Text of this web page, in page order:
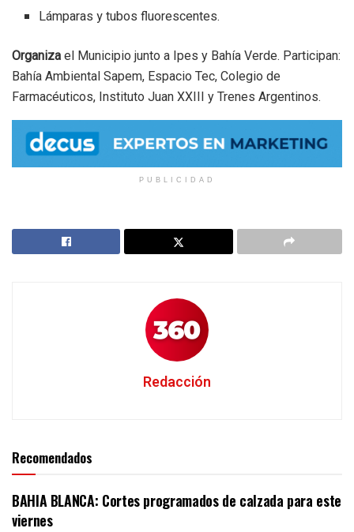
Lámparas y tubos fluorescentes.
Organiza el Municipio junto a Ipes y Bahía Verde. Participan:
Bahía Ambiental Sapem, Espacio Tec, Colegio de
Farmacéuticos, Instituto Juan XXIII y Trenes Argentinos.
PUBLICIDAD
Redacción
Recomendados
BAHIA BLANCA: Cortes programados de calzada para este
viernes